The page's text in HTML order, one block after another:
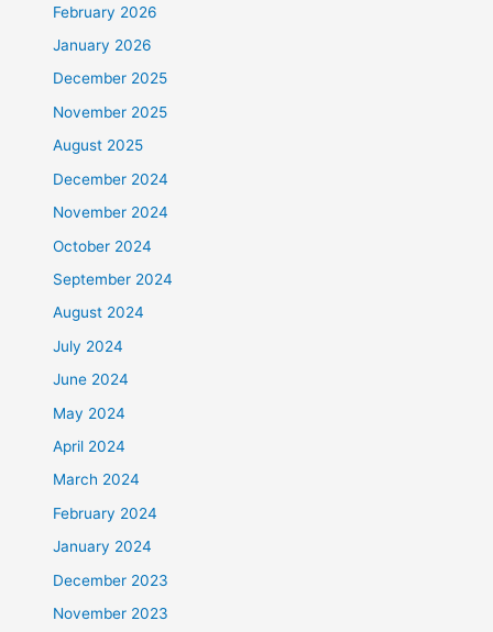
February 2026
January 2026
December 2025
November 2025
August 2025
December 2024
November 2024
October 2024
September 2024
August 2024
July 2024
June 2024
May 2024
April 2024
March 2024
February 2024
January 2024
December 2023
November 2023